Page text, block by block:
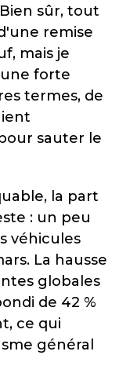
sûr, tout
remise
mais je
forte
termes, de
sauter le
la part
: un peu
véhicules
La hausse
globales
de 42 %
ce qui
général